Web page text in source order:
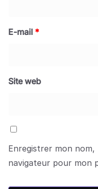
E-mail *
Site web
Enregistrer mon
navigateur pour mon